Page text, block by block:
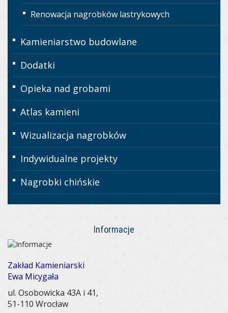
Renowacja nagrobków lastrykowych
Kamieniarstwo budowlane
Dodatki
Opieka nad grobami
Atlas kamieni
Wizualizacja nagrobków
Indywidualne projekty
Nagrobki chińskie
Informacje
Zakład Kamieniarski
Ewa Micygała
ul. Osobowicka 43A i 41,
51-110 Wrocław